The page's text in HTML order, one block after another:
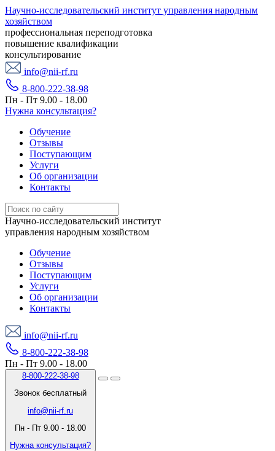
Научно-исследовательский институт управления народным
хозяйством
профессиональная переподготовка
повышение квалификации
консультирование
info@nii-rf.ru
8-800-222-38-98
Пн - Пт 9.00 - 18.00
Нужна консультация?
Обучение
Отзывы
Поступающим
Услуги
Об организации
Контакты
Научно-исследовательский институт
управления народным хозяйством
Обучение
Отзывы
Поступающим
Услуги
Об организации
Контакты
info@nii-rf.ru
8-800-222-38-98
Пн - Пт 9.00 - 18.00
8-800-222-38-98
Звонок бесплатный
info@nii-rf.ru
Пн - Пт 9.00 - 18.00
Нужна консультация?